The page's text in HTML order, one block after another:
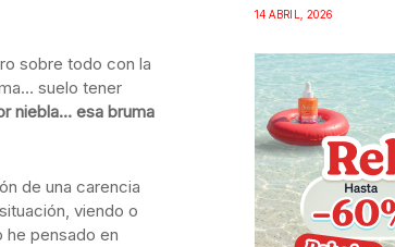
sobre todo con la
suelo tener
niebla… esa bruma
de una carencia
viendo o
pensado en
14 ABRIL, 2026